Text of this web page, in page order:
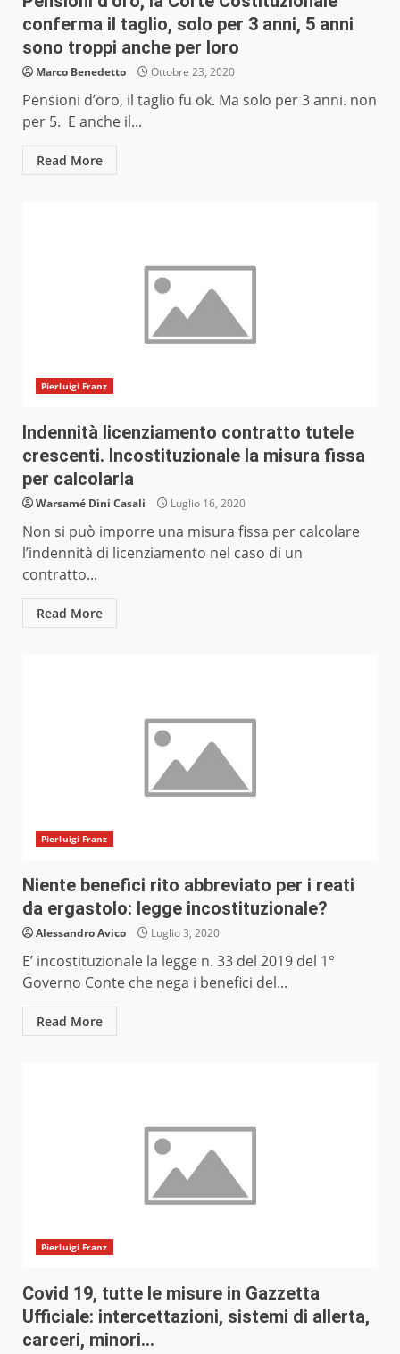
conferma il taglio, solo per 3 anni, 5 anni
sono troppi anche per loro
Marco Benedetto Ottobre 23, 2020
Pensioni d’oro, il taglio fu ok. Ma solo per 3 anni. non
per 5. E anche il...
Read More
Pierluigi Franz
Indennità licenziamento contratto tutele
crescenti. Incostituzionale la misura fissa
per calcolarla
Warsamé Dini Casali Luglio 16, 2020
Non si può imporre una misura fissa per calcolare
l’indennità di licenziamento nel caso di un
contratto...
Read More
Pierluigi Franz
Niente benefici rito abbreviato per i reati
da ergastolo: legge incostituzionale?
Alessandro Avico Luglio 3, 2020
E’ incostituzionale la legge n. 33 del 2019 del 1°
Governo Conte che nega i benefici del...
Read More
Pierluigi Franz
Covid 19, tutte le misure in Gazzetta
Ufficiale: intercettazioni, sistemi di allerta,
carceri, minori…